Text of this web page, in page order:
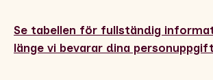
Se tabellen för fullständig
länge vi bevarar dina